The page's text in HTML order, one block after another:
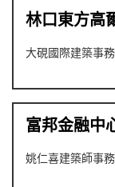
林口東方高
大硯國際建築事
富邦金融中
姚仁喜建築師事